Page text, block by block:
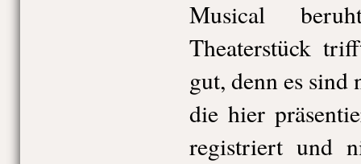
Musical
Theaterstück
gut, denn es
die hier
registriert und